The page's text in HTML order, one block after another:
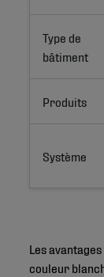
Type de
bâtiment
Produits
Système
Les
couleur